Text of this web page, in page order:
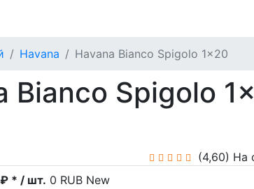
Havana Havana Bianco Spigolo 1x20
Bianco Spigolo
(4,60) На
* / шт. 0 RUB New